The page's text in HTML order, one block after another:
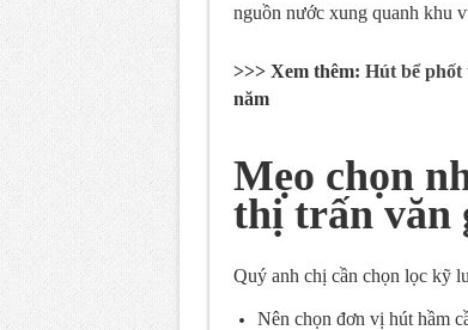
nguồn nước xung quanh khu
>>> Xem thêm: Hút bể phốt
năm
Mẹo chọn
thị trấn văn
Quý anh chị cần chọn lọc kỹ
Nên chọn đơn vị hút hầm